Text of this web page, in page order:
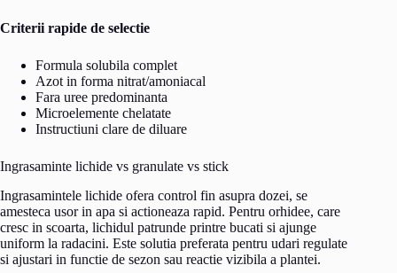
Criterii rapide de selectie
Formula solubila complet
Azot in forma nitrat/amoniacal
Fara uree predominanta
Microelemente chelatate
Instructiuni clare de diluare
Ingrasaminte lichide vs granulate vs stick
Ingrasamintele lichide ofera control fin asupra dozei, se
amesteca usor in apa si actioneaza rapid. Pentru orhidee, care
cresc in scoarta, lichidul patrunde printre bucati si ajunge
uniform la radacini. Este solutia preferata pentru udari regulate
si ajustari in functie de sezon sau reactie vizibila a plantei.